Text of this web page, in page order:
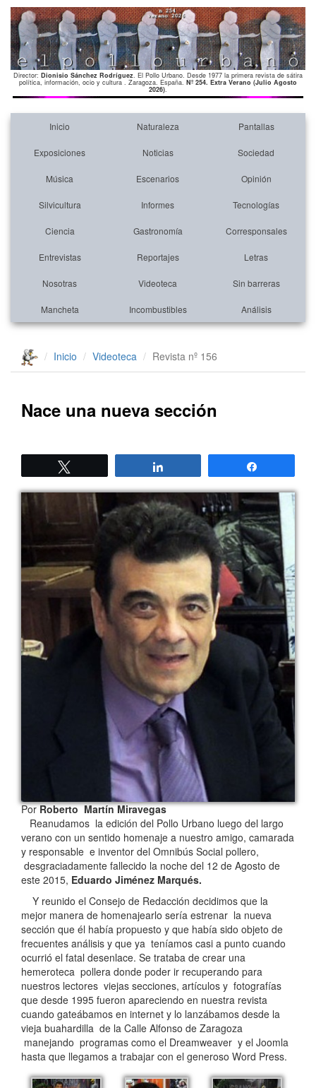
Director: Dionisio Sánchez Rodríguez. El Pollo Urbano. Desde 1977 la primera revista de sátira
política, información, ocio y cultura . Zaragoza. España. Nº 254. Extra Verano (Julio Agosto
2026).
Inicio Naturaleza Pantallas
Exposiciones Noticias Sociedad
Música Escenarios Opinión
Silvicultura Informes Tecnologías
Ciencia Gastronomía Corresponsales
Entrevistas Reportajes Letras
Nosotras Videoteca Sin barreras
Mancheta Incombustibles Análisis
Inicio Videoteca Revista nº 156
Nace una nueva sección
PorRoberto Martín Miravegas
Reanudamos la edición del Pollo Urbano luego del largo
verano con un sentido homenaje a nuestro amigo, camarada
y responsable e inventor del Omnibús Social pollero,
desgraciadamente fallecido la noche del 12 de Agosto de
este 2015, Eduardo Jiménez Marqués.
Y reunido el Consejo de Redacción decidimos que la
mejor manera de homenajearlo sería estrenar la nueva
sección que él había propuesto y que había sido objeto de
frecuentes análisis y que ya teníamos casi a punto cuando
ocurrió el fatal desenlace. Se trataba de crear una
hemeroteca pollera donde poder ir recuperando para
nuestros lectores viejas secciones, artículos y fotografías
que desde 1995 fueron apareciendo en nuestra revista
cuando gateábamos en internet y lo lanzábamos desde la
vieja buahardilla de la Calle Alfonso de Zaragoza
manejando programas como el Dreamweaver y el Joomla
hasta que llegamos a trabajar con el generoso Word Press.